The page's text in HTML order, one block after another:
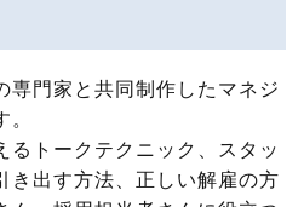
専門家と共同制作したマネジ
。
るトークテクニック、スタッ
き出す方法、正しい解雇の方